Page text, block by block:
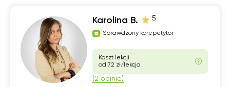
Karolina B. 5
Sprawdzony korepetytor
Koszt lekcji
od 72 zł/lekcja
(2 opinie)